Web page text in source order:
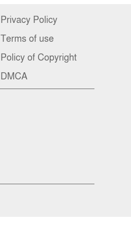
Privacy Policy
Terms of use
Policy of Copyright
DMCA